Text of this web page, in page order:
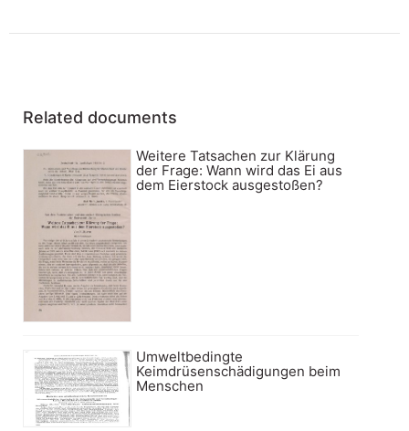
Related documents
Weitere Tatsachen zur Klärung
der Frage: Wann wird das Ei aus
dem Eierstock ausgestoßen?
Umweltbedingte
Keimdrüsenschädigungen beim
Menschen